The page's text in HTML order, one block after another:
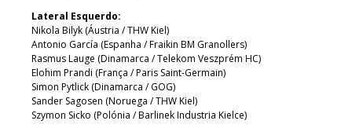
Lateral Esquerdo:
Nikola Bilyk (Áustria / THW Kiel)
Antonio García (Espanha / Fraikin BM Granollers)
Rasmus Lauge (Dinamarca / Telekom Veszprém HC)
Elohim Prandi (França / Paris Saint-Germain)
Simon Pytlick (Dinamarca / GOG)
Sander Sagosen (Noruega / THW Kiel)
Szymon Sicko (Polónia / Barlinek Industria Kielce)